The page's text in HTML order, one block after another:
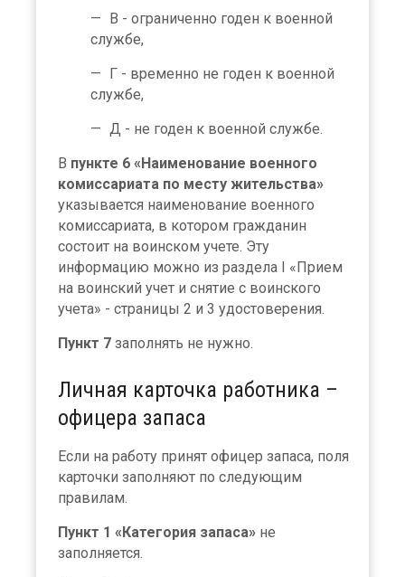
В - ограниченно годен к военной
службе,
Г - временно не годен к военной
службе,
Д - не годен к военной службе.
В пункте 6 «Наименование военного
комиссариата по месту жительства»
указывается наименование военного
комиссариата, в котором гражданин
состоит на воинском учете. Эту
информацию можно из раздела I «Прием
на воинский учет и снятие с воинского
учета» - страницы 2 и 3 удостоверения.
Пункт 7 заполнять не нужно.
Личная карточка работника –
офицера запаса
Если на работу принят офицер запаса, поля
карточки заполняют по следующим
правилам.
Пункт 1 «Категория запаса» не
заполняется.